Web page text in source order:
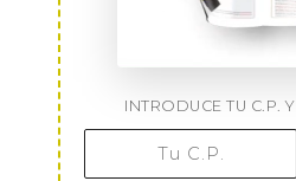
INTRODUCE TU C.P. Y